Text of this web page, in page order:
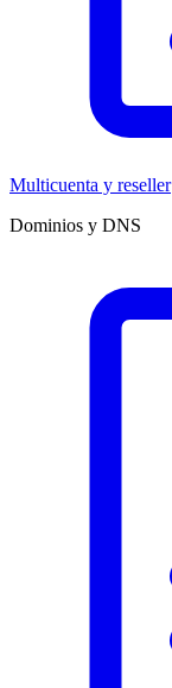
Multicuenta y reseller
Dominios y DNS